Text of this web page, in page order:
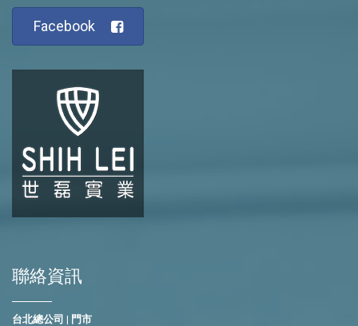
Facebook
聯絡資訊
台北總公司 | 門市